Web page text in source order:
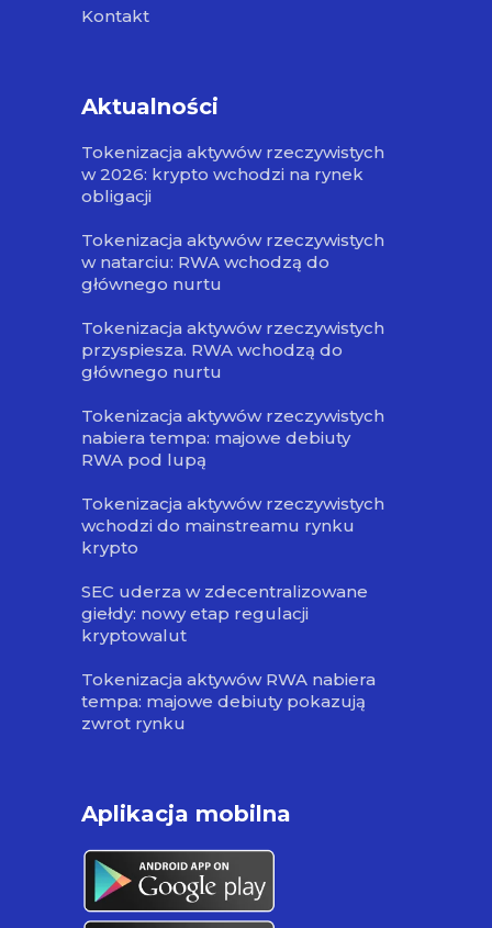
Kontakt
Aktualności
Tokenizacja aktywów rzeczywistych
w 2026: krypto wchodzi na rynek
obligacji
Tokenizacja aktywów rzeczywistych
w natarciu: RWA wchodzą do
głównego nurtu
Tokenizacja aktywów rzeczywistych
przyspiesza. RWA wchodzą do
głównego nurtu
Tokenizacja aktywów rzeczywistych
nabiera tempa: majowe debiuty
RWA pod lupą
Tokenizacja aktywów rzeczywistych
wchodzi do mainstreamu rynku
krypto
SEC uderza w zdecentralizowane
giełdy: nowy etap regulacji
kryptowalut
Tokenizacja aktywów RWA nabiera
tempa: majowe debiuty pokazują
zwrot rynku
Aplikacja mobilna